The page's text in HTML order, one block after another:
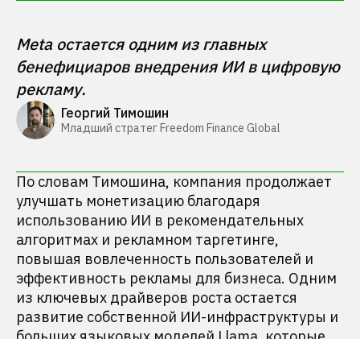
Meta остается одним из главных
бенефициаров внедрения ИИ в цифровую
рекламу.
Георгий Тимошин
Младший стратег Freedom Finance Global
По словам Тимошина, компания продолжает
улучшать монетизацию благодаря
использованию ИИ в рекомендательных
алгоритмах и рекламном таргетинге,
повышая вовлеченность пользователей и
эффективность рекламы для бизнеса. Одним
из ключевых драйверов роста остается
развитие собственной ИИ-инфраструктуры и